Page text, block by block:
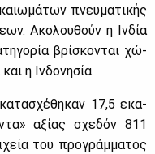
πνευ­μα­τι­κής
Ακο­λου­θούν η Ιν­δία
βρί­σκο­νται χώ­
η Ιν­δο­νη­σία.
17,5 εκα­
αξί­ας σχε­δόν 811
του προ­γράμ­μα­τος